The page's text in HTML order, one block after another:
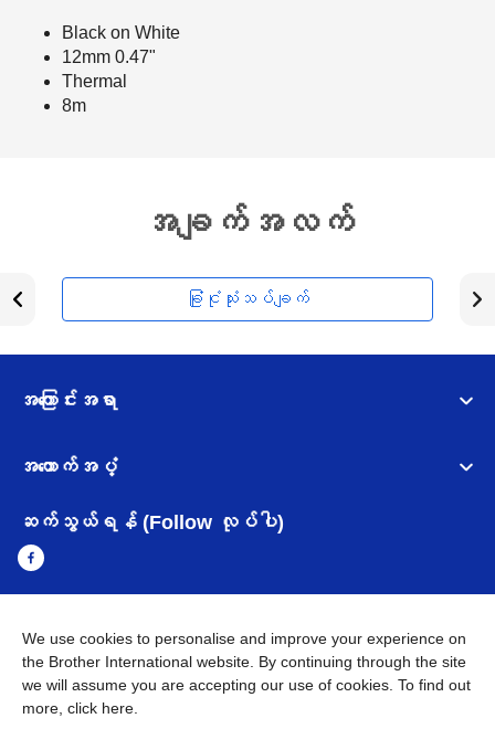
Black on White
12mm 0.47"
Thermal
8m
အချက်အလက်
ခြုံငုံသုံးသပ်ချက်
အကြောင်းအရာ
အထောက်အပံ့
ဆက်သွယ်ရန် (Follow လုပ်ပါ)
Myanmar Brother ၏ ကမ္ဘာတစ်ဝန်းရှိ ကွန်ယက်များ
အချက်အလက်မူဝါဒ အသုံးပြုမူဝါဒ
သုံးစွဲရန် ဝက်ဆိုဒ်အညွှန်း
Brother Global ဝက်ဆိုဒ်သို့သွားရန်
We use cookies to personalise and improve your experience on
the Brother International website. By continuing through the site
we will assume you are accepting our use of cookies. To find out
more, click here